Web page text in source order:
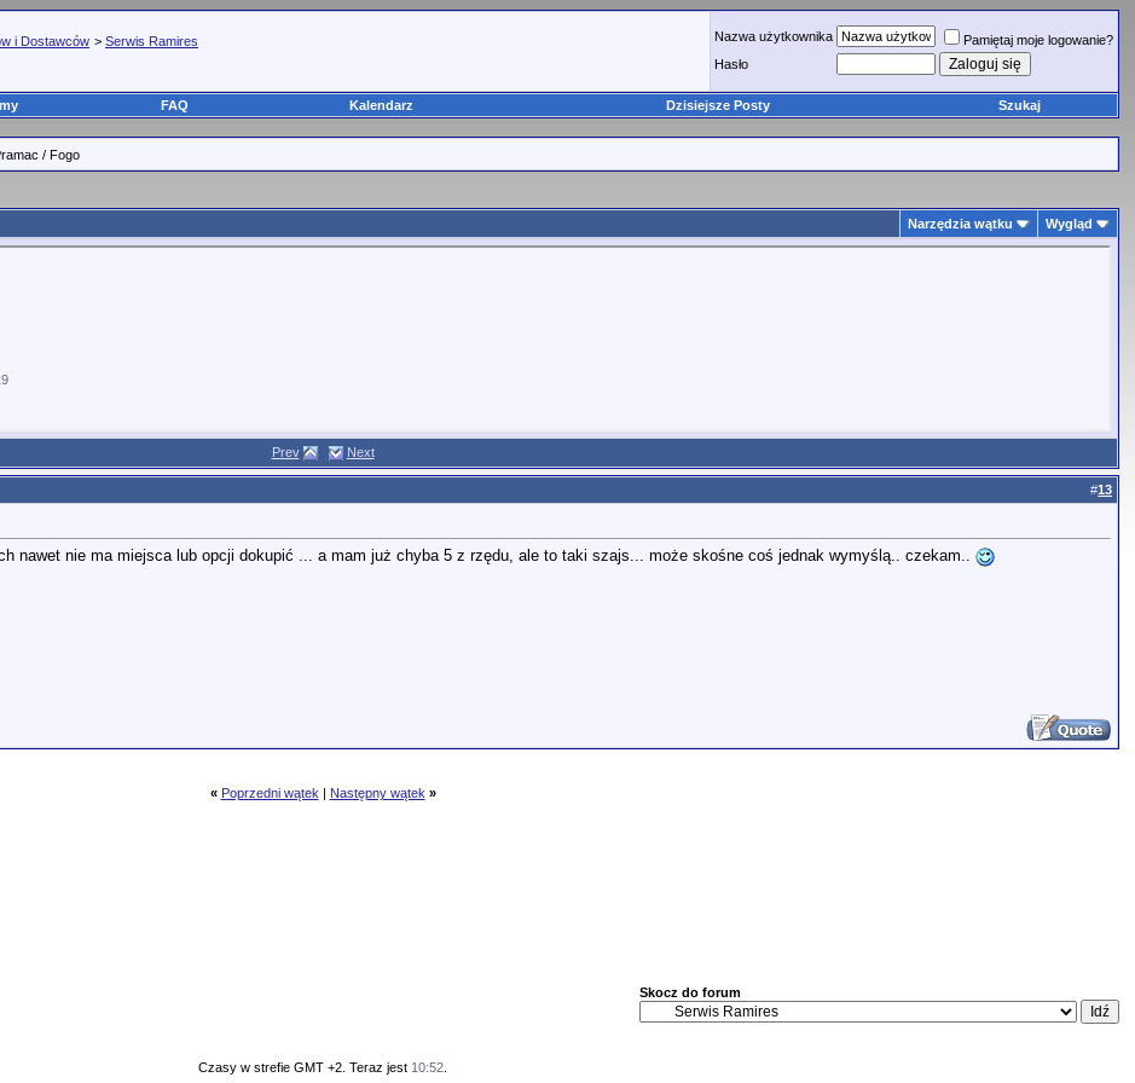
i Dostawców > Serwis Ramires Nazwa użytkownika
Pamiętaj moje logowanie?
Hasło
FAQ Kalendarz Dzisiejsze Posty Szukaj
/ Fogo
Narzędzia wątku Wygląd
Prev Next
#13
nawet nie ma miejsca lub opcji dokupić ... a mam już chyba 5 z rzędu, ale to taki szajs... może skośne coś jednak wymyślą.. czekam..
« Poprzedni wątek | Następny wątek »
Skocz do forum
Czasy w strefie GMT +2. Teraz jest 10:52